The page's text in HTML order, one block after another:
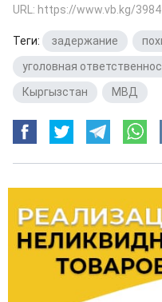
URL: https://www.vb.kg/
Теги: задержание
уголовная
Кыргызстан
МВД